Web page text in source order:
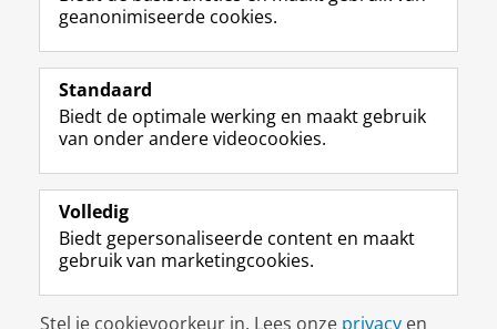
Volg ons op
L
i
k
e
I
-
g
i
Studiekiezers
Alumni
Over ons
Disclaimer & Copyright
geanonimiseerde cookies.
Standaard
Biedt de optimale werking en maakt gebruik
van onder andere videocookies.
Volledig
Biedt gepersonaliseerde content en maakt
gebruik van marketingcookies.
Stel je cookievoorkeur in. Lees onze privacy en